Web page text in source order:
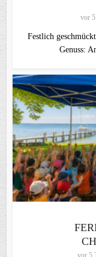
vor 5
Festlich
Genuss: